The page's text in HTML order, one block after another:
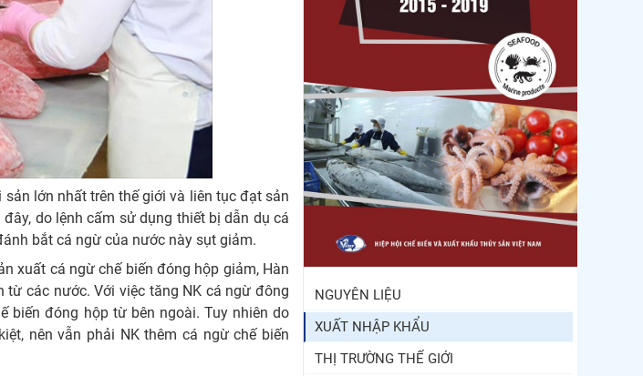
lớn nhất trên thế giới và liên tục đạt sản
do lệnh cấm sử dụng thiết bị dẫn dụ cá
bắt cá ngừ của nước này sụt giảm.
xuất cá ngừ chế biến đóng hộp giảm, Hàn
các nước. Với việc tăng NK cá ngừ đông
biến đóng hộp từ bên ngoài. Tuy nhiên do
nên vẫn phải NK thêm cá ngừ chế biến
Nguồn cung giảm, giá cá
rô phi Trung Quốc tiếp tục
Nhập khẩu tôm của Mỹ
phục hồi trong tháng
5/2026
Điểm tin thủy sản thế giới
ngày 3/8/2026
Trung Quốc tăng mạnh
NGUYÊN LIỆU
XUẤT NHẬP KHẨU
THỊ TRƯỜNG THẾ GIỚI